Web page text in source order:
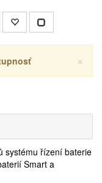
×
systému řízení baterie
Smart a